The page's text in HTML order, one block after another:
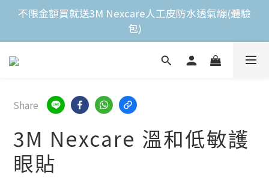
全館滿$2,000免運費
不限金額買就送3M Nexcare人工皮防水透氣繃(體驗
包)
全館滿$2,000免運費
Share
3M Nexcare 溫和低敏護
眼貼